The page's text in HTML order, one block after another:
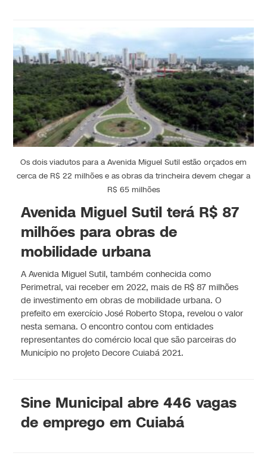
Os dois viadutos para a Avenida Miguel Sutil estão orçados em
cerca de R$ 22 milhões e as obras da trincheira devem chegar a
R$ 65 milhões
Avenida Miguel Sutil terá R$ 87
milhões para obras de
mobilidade urbana
A Avenida Miguel Sutil, também conhecida como
Perimetral, vai receber em 2022, mais de R$ 87 milhões
de investimento em obras de mobilidade urbana. O
prefeito em exercício José Roberto Stopa, revelou o valor
nesta semana. O encontro contou com entidades
representantes do comércio local que são parceiras do
Município no projeto Decore Cuiabá 2021.
Sine Municipal abre 446 vagas
de emprego em Cuiabá